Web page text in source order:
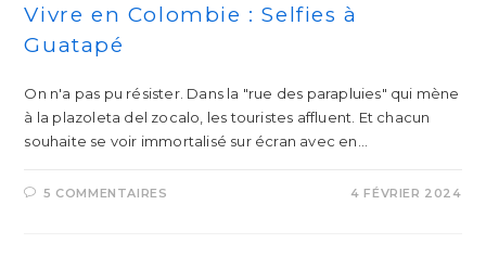
Vivre en Colombie : Selfies à
Guatapé
On n'a pas pu résister. Dans la "rue des parapluies" qui mène
à la plazoleta del zocalo, les touristes affluent. Et chacun
souhaite se voir immortalisé sur écran avec en…
5 COMMENTAIRES 4 FÉVRIER 2024